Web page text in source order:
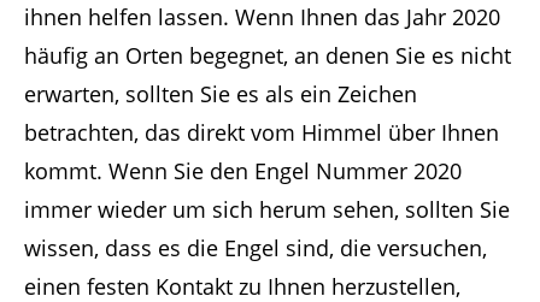
ihnen helfen lassen. Wenn Ihnen das Jahr 2020
häufig an Orten begegnet, an denen Sie es nicht
erwarten, sollten Sie es als ein Zeichen
betrachten, das direkt vom Himmel über Ihnen
kommt. Wenn Sie den Engel Nummer 2020
immer wieder um sich herum sehen, sollten Sie
wissen, dass es die Engel sind, die versuchen,
einen festen Kontakt zu Ihnen herzustellen,